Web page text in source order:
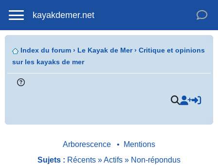
kayakdemer.net
Index du forum › Le Kayak de Mer› Critique et opinions
sur les kayaks de mer
Arborescence •
Mentions
Sujets : Récents »Actifs » Non-répondus